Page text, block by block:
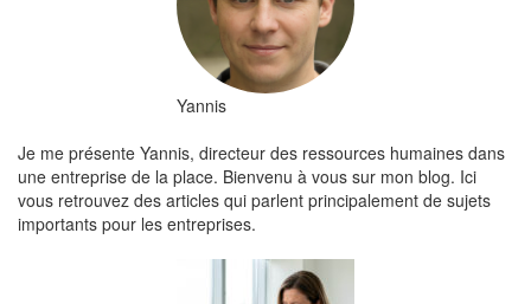
Yannis
Je me présente Yannis, directeur des ressources humaines dans
une entreprise de la place. Bienvenu à vous sur mon blog. Ici
vous retrouvez des articles qui parlent principalement de sujets
importants pour les entreprises.